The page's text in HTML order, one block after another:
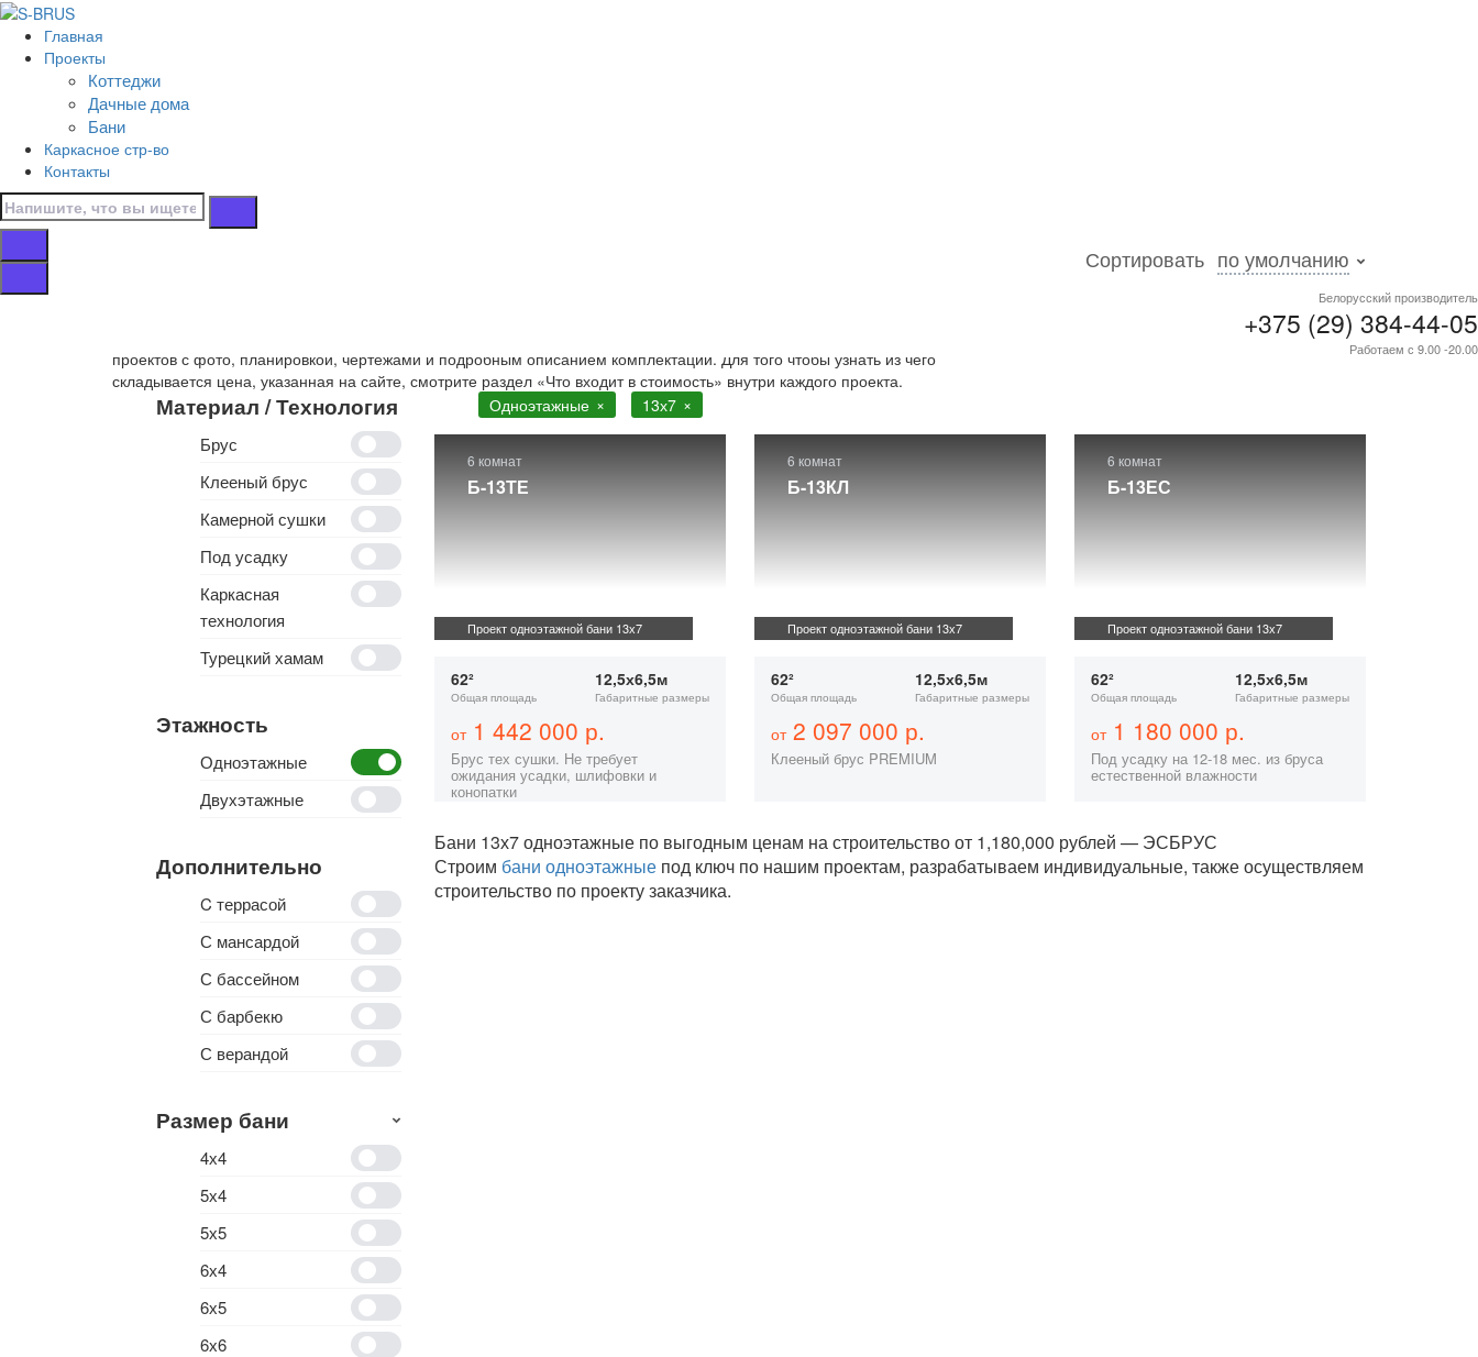
Перейти к контенту
Главная
Проекты
Коттеджи
Дачные дома
Бани
Каркасное стр-во
Контакты
Белорусский производитель
+375 (29) 384-44-05
Работаем с 9.00 -20.00
Бани
/
Одноэтажные
/
Сортировать по умолчанию
проектов с фото, планировкой, чертежами и подробным описанием комплектации. Для того чтобы узнать из чего
складывается цена, указанная на сайте, смотрите раздел «Что входит в стоимость» внутри каждого проекта.
Материал / Технология
Брус
Клееный брус
Камерной сушки
Под усадку
Каркасная
технология
Турецкий хамам
Этажность
Одноэтажные
Двухэтажные
Дополнительно
C террасой
С мансардой
С бассейном
С барбекю
С верандой
Размер бани
4х4
5х4
5х5
6х4
6х5
6х6
Одноэтажные 13х7
6 комнат
Б-13ТЕ
Проект одноэтажной бани 13х7
62²
Общая площадь
12,5х6,5м
Габаритные размеры
от1 442 000 р.
Брус тех сушки. Не требует
ожидания усадки, шлифовки и
конопатки
6 комнат
Б-13КЛ
Проект одноэтажной бани 13х7
62²
Общая площадь
12,5х6,5м
Габаритные размеры
от2 097 000 р.
Клееный брус PREMIUM
6 комнат
Б-13ЕС
Проект одноэтажной бани 13х7
62²
Общая площадь
12,5х6,5м
Габаритные размеры
от1 180 000 р.
Под усадку на 12-18 мес. из бруса
естественной влажности
Бани 13х7 одноэтажные по выгодным ценам на строительство от 1,180,000 рублей — ЭСБРУС
Строим бани одноэтажные под ключ по нашим проектам, разрабатываем индивидуальные, также осуществляем
строительство по проекту заказчика.